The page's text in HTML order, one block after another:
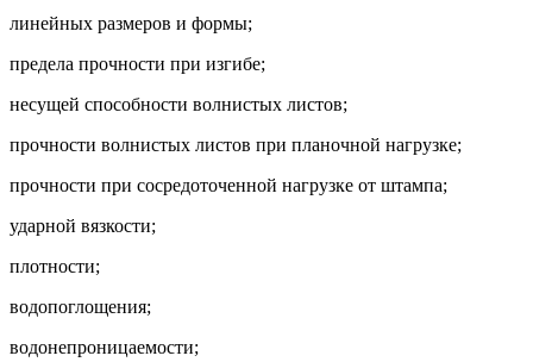
линейных размеров и формы;
предела прочности при изгибе;
несущей способности волнистых листов;
прочности волнистых листов при планочной нагрузке;
прочности при сосредоточенной нагрузке от штампа;
ударной вязкости;
плотности;
водопоглощения;
водонепроницаемости;